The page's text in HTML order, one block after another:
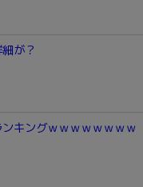
が？
ンキングｗｗｗｗｗｗｗｗ